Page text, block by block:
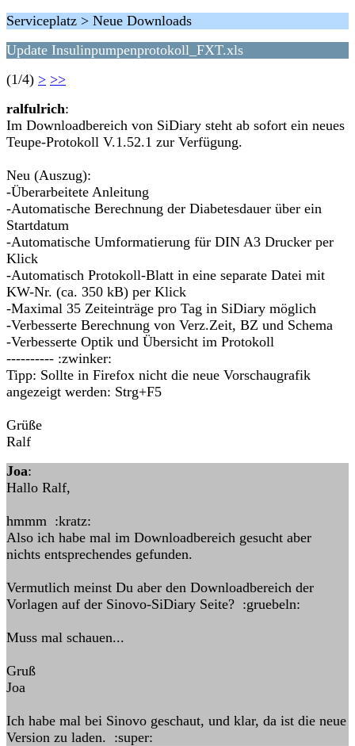
Serviceplatz > Neue Downloads
Update Insulinpumpenprotokoll_FXT.xls
(1/4) > >>
ralfulrich:
Im Downloadbereich von SiDiary steht ab sofort ein neues
Teupe-Protokoll V.1.52.1 zur Verfügung.
Neu (Auszug):
-Überarbeitete Anleitung
-Automatische Berechnung der Diabetesdauer über ein
Startdatum
-Automatische Umformatierung für DIN A3 Drucker per
Klick
-Automatisch Protokoll-Blatt in eine separate Datei mit
KW-Nr. (ca. 350 kB) per Klick
-Maximal 35 Zeiteinträge pro Tag in SiDiary möglich
-Verbesserte Berechnung von Verz.Zeit, BZ und Schema
-Verbesserte Optik und Übersicht im Protokoll
---------- :zwinker:
Tipp: Sollte in Firefox nicht die neue Vorschaugrafik
angezeigt werden: Strg+F5
Grüße
Ralf
Joa:
Hallo Ralf,
hmmm :kratz:
Also ich habe mal im Downloadbereich gesucht aber
nichts entsprechendes gefunden.
Vermutlich meinst Du aber den Downloadbereich der
Vorlagen auf der Sinovo-SiDiary Seite? :gruebeln:
Muss mal schauen...
Gruß
Joa
Ich habe mal bei Sinovo geschaut, und klar, da ist die neue
Version zu laden. :super: